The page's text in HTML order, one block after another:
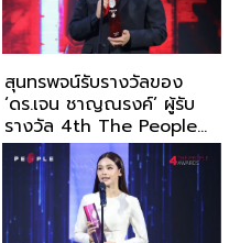
สุนทรพจน์รับรางวัลของ
‘ดร.เจน ชาญณรงค์’ ผู้รับ
รางวัล 4th The People
Awards 2025